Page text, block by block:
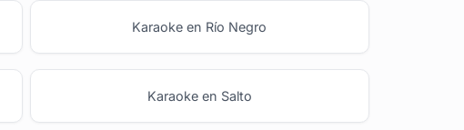
Karaoke en Río Negro
Karaoke en Salto